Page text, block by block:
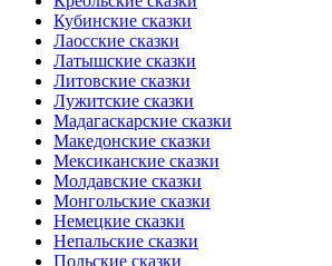
Кубинские сказки
Лаосские сказки
Латышские сказки
Литовские сказки
Лужитские сказки
Мадагаскарские сказки
Македонские сказки
Мексиканские сказки
Молдавские сказки
Монгольские сказки
Немецкие сказки
Непальские сказки
Польские сказки